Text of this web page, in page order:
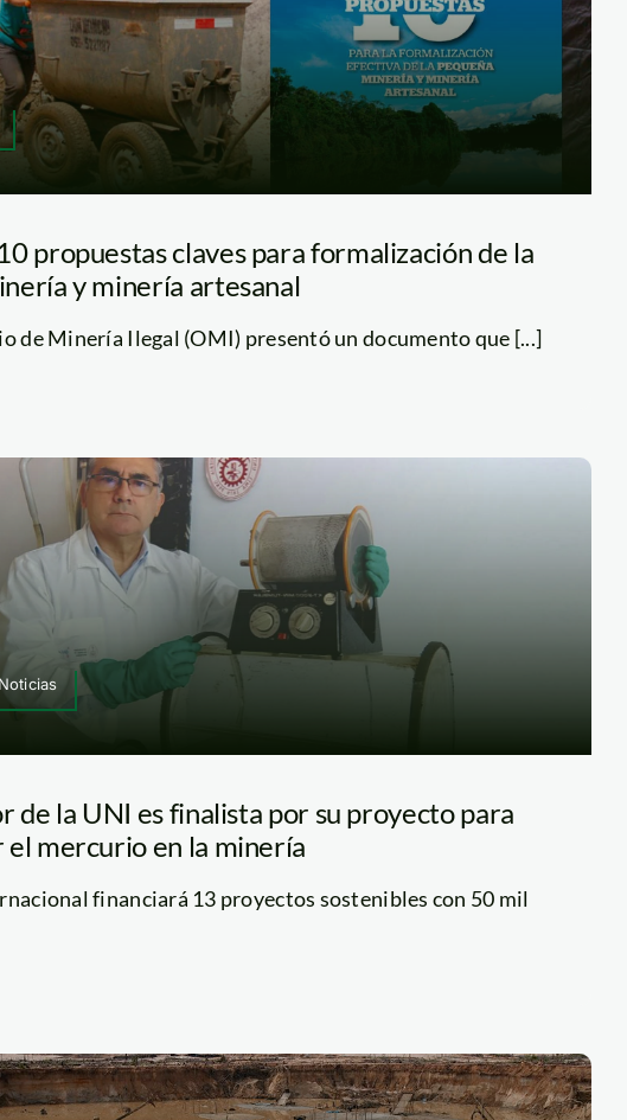
propuestas claves para formalización de la
y minería artesanal
de Minería Ilegal (OMI) presentó un documento que [...]
de la UNI es finalista por su proyecto para
el mercurio en la minería
financiará 13 proyectos sostenibles con 50 mil